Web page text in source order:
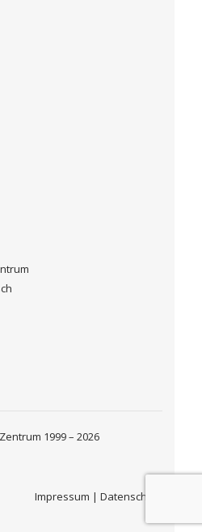
1999 – 2026
Impressum | Datenschutz